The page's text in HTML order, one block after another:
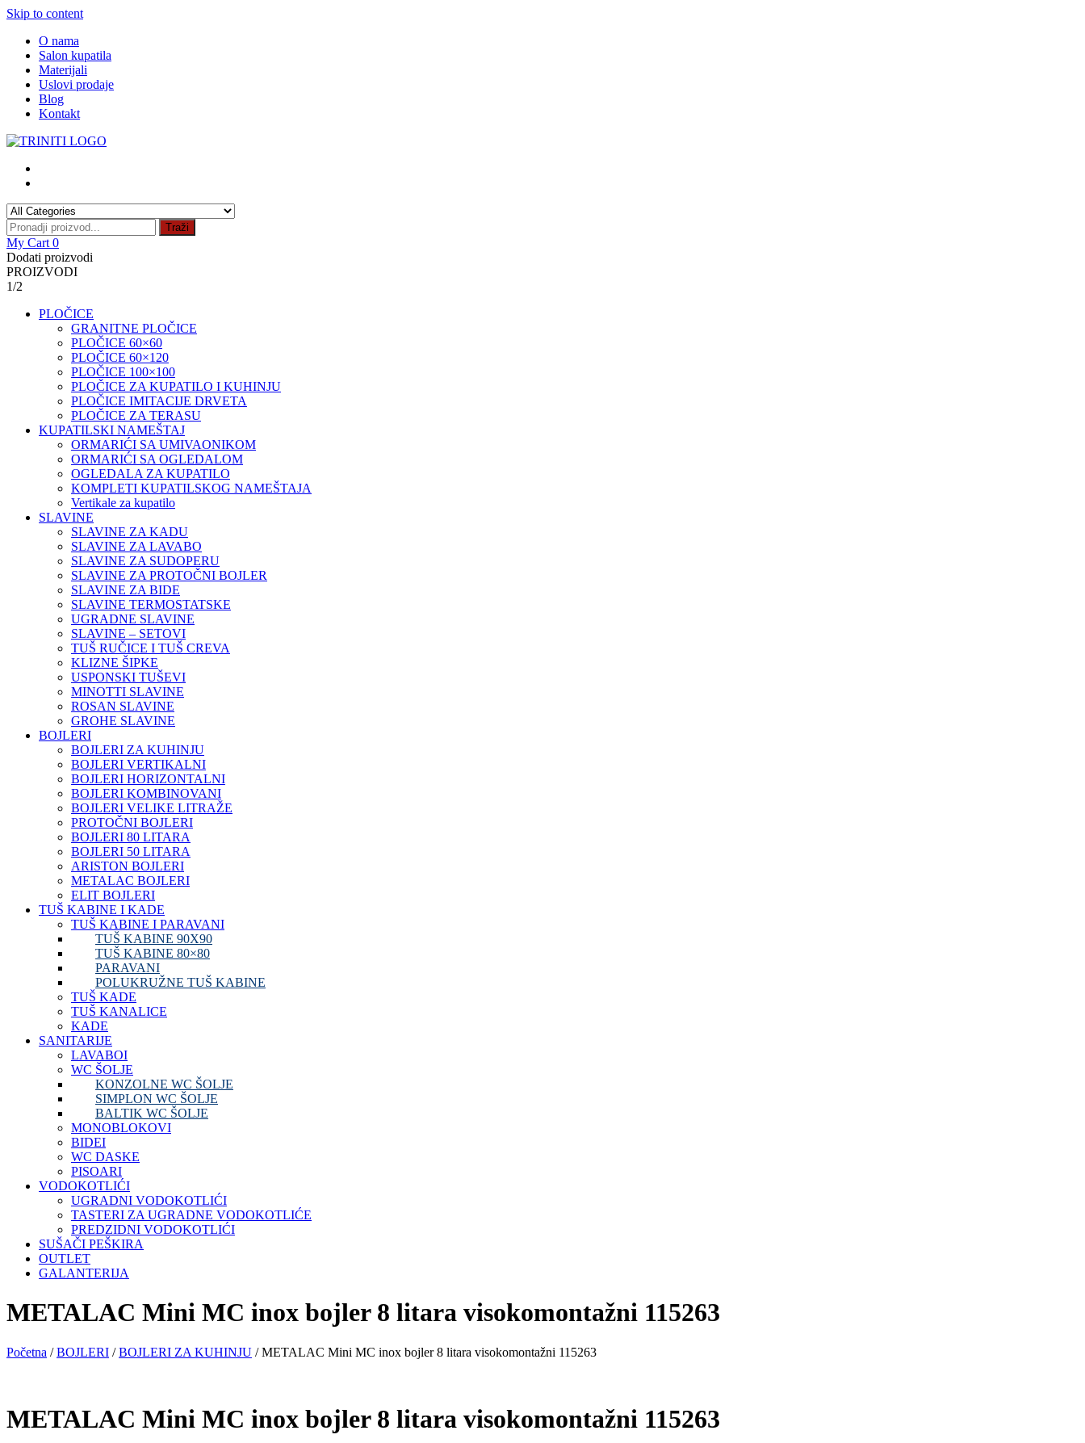
Skip to content
O nama
Salon kupatila
Materijali
Uslovi prodaje
Blog
Kontakt
Traži
My Cart 0
Dodati proizvodi
PROIZVODI
1/2
PLOČICE
GRANITNE PLOČICE
PLOČICE 60×60
PLOČICE 60×120
PLOČICE 100×100
PLOČICE ZA KUPATILO I KUHINJU
PLOČICE IMITACIJE DRVETA
PLOČICE ZA TERASU
KUPATILSKI NAMEŠTAJ
ORMARIĆI SA UMIVAONIKOM
ORMARIĆI SA OGLEDALOM
OGLEDALA ZA KUPATILO
KOMPLETI KUPATILSKOG NAMEŠTAJA
Vertikale za kupatilo
SLAVINE
SLAVINE ZA KADU
SLAVINE ZA LAVABO
SLAVINE ZA SUDOPERU
SLAVINE ZA PROTOČNI BOJLER
SLAVINE ZA BIDE
SLAVINE TERMOSTATSKE
UGRADNE SLAVINE
SLAVINE – SETOVI
TUŠ RUČICE I TUŠ CREVA
KLIZNE ŠIPKE
USPONSKI TUŠEVI
MINOTTI SLAVINE
ROSAN SLAVINE
GROHE SLAVINE
BOJLERI
BOJLERI ZA KUHINJU
BOJLERI VERTIKALNI
BOJLERI HORIZONTALNI
BOJLERI KOMBINOVANI
BOJLERI VELIKE LITRAŽE
PROTOČNI BOJLERI
BOJLERI 80 LITARA
BOJLERI 50 LITARA
ARISTON BOJLERI
METALAC BOJLERI
ELIT BOJLERI
TUŠ KABINE I KADE
TUŠ KABINE I PARAVANI
TUŠ KABINE 90X90
TUŠ KABINE 80×80
PARAVANI
POLUKRUŽNE TUŠ KABINE
TUŠ KADE
TUŠ KANALICE
KADE
SANITARIJE
LAVABOI
WC ŠOLJE
KONZOLNE WC ŠOLJE
SIMPLON WC ŠOLJE
BALTIK WC ŠOLJE
MONOBLOKOVI
BIDEI
WC DASKE
PISOARI
VODOKOTLIĆI
UGRADNI VODOKOTLIĆI
TASTERI ZA UGRADNE VODOKOTLIĆE
PREDZIDNI VODOKOTLIĆI
SUŠAČI PEŠKIRA
OUTLET
GALANTERIJA
METALAC Mini MC inox bojler 8 litara visokomontažni 115263
Početna /BOJLERI /BOJLERI ZA KUHINJU / METALAC Mini MC inox bojler 8 litara visokomontažni 115263
METALAC Mini MC inox bojler 8 litara visokomontažni 115263